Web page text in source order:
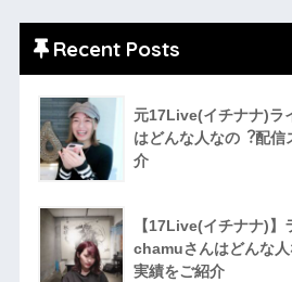
Recent Posts
元17Live(イチナナ)ラ
はどんな人なの︖配
介
【17Live(イチナナ)】
chamuさんはどんな
実績をご紹介